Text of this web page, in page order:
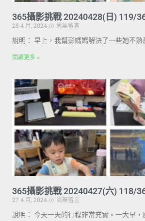
365攝影挑戰 20240428(日) 119/
28 4 月, 2024
尚無留言
說明： 早上，我幫彭媽媽解決了一些她不熟
閱讀更多 »
365攝影挑戰 20240427(六) 118/
27 4 月, 2024
尚無留言
說明： 今天一天的行程非常充實。一大早，